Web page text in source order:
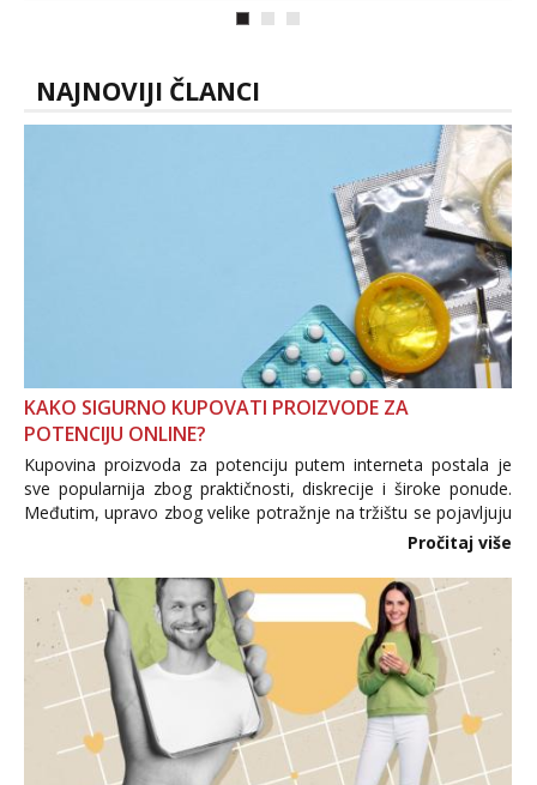
NAJNOVIJI ČLANCI
KAKO SIGURNO KUPOVATI PROIZVODE ZA
POTENCIJU ONLINE?
Kupovina proizvoda za potenciju putem interneta postala je
sve popularnija zbog praktičnosti, diskrecije i široke ponude.
Međutim, upravo zbog velike potražnje na tržištu se pojavljuju
i brojni krivotvoreni proizvodi, nepouzdane internetske
Pročitaj više